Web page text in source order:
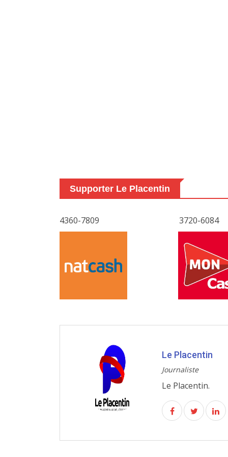
Supporter Le Placentin
4360-7809 3720-6084
Le Placentin
Journaliste
Le Placentin.